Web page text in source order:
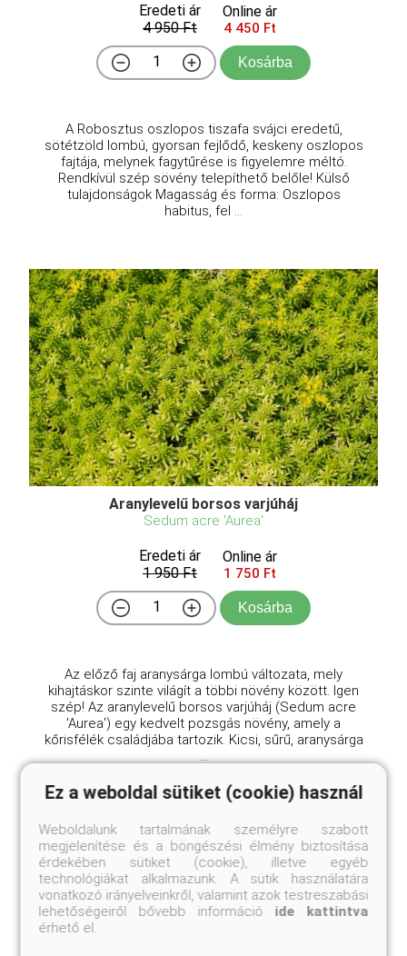
Eredeti ár
4 950 Ft
Online ár
4 450 Ft
Kosárba
A Robosztus oszlopos tiszafa svájci eredetű,
sötétzöld lombú, gyorsan fejlődő, keskeny oszlopos
fajtája, melynek fagytűrése is figyelemre méltó.
Rendkívül szép sövény telepíthető belőle! Külső
tulajdonságok Magasság és forma: Oszlopos
habitus, fel ...
Aranylevelű borsos varjúháj
Sedum acre 'Aurea'
Eredeti ár
1 950 Ft
Online ár
1 750 Ft
Kosárba
Az előző faj aranysárga lombú változata, mely
kihajtáskor szinte világít a többi növény között. Igen
szép! Az aranylevelű borsos varjúháj (Sedum acre
'Aurea') egy kedvelt pozsgás növény, amely a
kőrisfélék családjába tartozik. Kicsi, sűrű, aranysárga
...
Ez a weboldal sütiket (cookie) használ
Weboldalunk tartalmának személyre szabott
megjelenítése és a böngészési élmény biztosítása
érdekében sütiket (cookie), illetve egyéb
technológiákat alkalmazunk. A sütik használatára
vonatkozó irányelveinkről, valamint azok testreszabási
lehetőségeiről bővebb információ ide kattintva
érhető el.